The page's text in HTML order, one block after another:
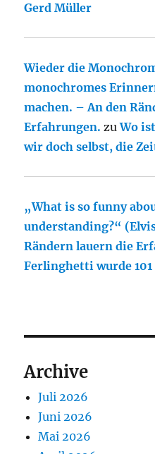
Gerd Müller
Wieder die
monochromes
machen. – An den
Erfahrungen. zuWo
wir doch selbst, die
„What is so funny
understanding?“
Rändern lauern die
Ferlinghetti wurde 101
Archive
Juli 2026
Juni 2026
Mai 2026